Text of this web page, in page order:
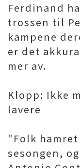
Ferdinand
trossen til
kampene
er det
mer av.
Klopp: Ikke
lavere
"Folk
sesongen,